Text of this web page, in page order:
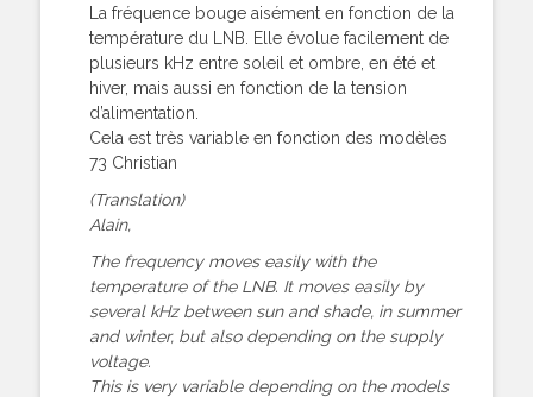
La fréquence bouge aisément en fonction de la
température du LNB. Elle évolue facilement de
plusieurs kHz entre soleil et ombre, en été et
hiver, mais aussi en fonction de la tension
d’alimentation.
Cela est très variable en fonction des modèles
73 Christian
(Translation)
Alain,
The frequency moves easily with the
temperature of the LNB. It moves easily by
several kHz between sun and shade, in summer
and winter, but also depending on the supply
voltage.
This is very variable depending on the models